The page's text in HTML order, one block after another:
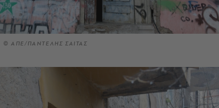
© ΑΠΕ/ΠΑΝΤΕΛΗΣ ΣΑΙΤΑΣ